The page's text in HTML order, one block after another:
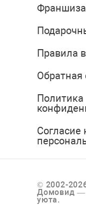
Франшиза
Правила
Обратная
Политика
Согласие
© 2002-
Домовид —
уюта.